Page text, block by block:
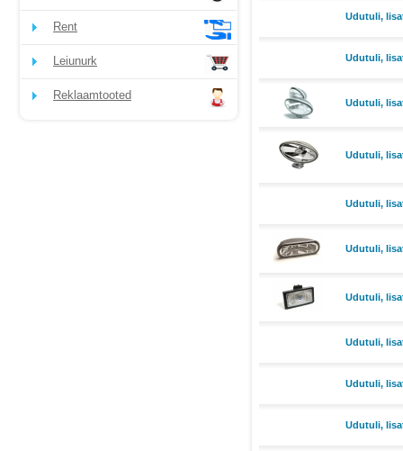
Rent
Leiunurk
Reklaamtooted
Udutuli,
Udutuli,
Udutuli,
Udutuli,
Udutuli,
Udutuli,
Udutuli,
Udutuli,
Udutuli,
Udutuli,